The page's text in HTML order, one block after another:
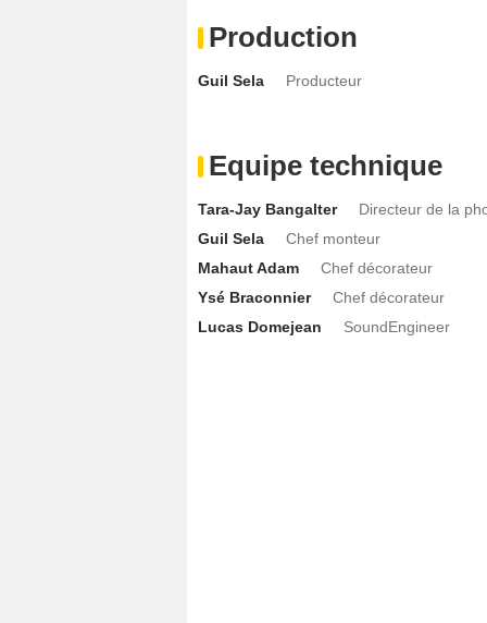
Production
Guil Sela Producteur
Equipe technique
Tara-Jay Bangalter
Directeur de la
Guil Sela
Chef monteur
Mahaut Adam
Chef décorateur
Ysé Braconnier
Chef décorateur
Lucas Domejean
SoundEngineer